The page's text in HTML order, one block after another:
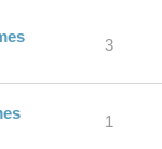
3
1